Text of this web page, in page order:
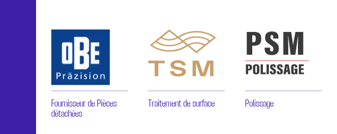
Fournisseur de Pièces
détachées
Traitement de surface Polissage